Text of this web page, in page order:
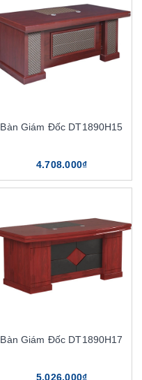
Bàn Giám Đốc DT1890H15
4.708.000₫
Bàn Giám Đốc DT1890H17
5.026.000₫